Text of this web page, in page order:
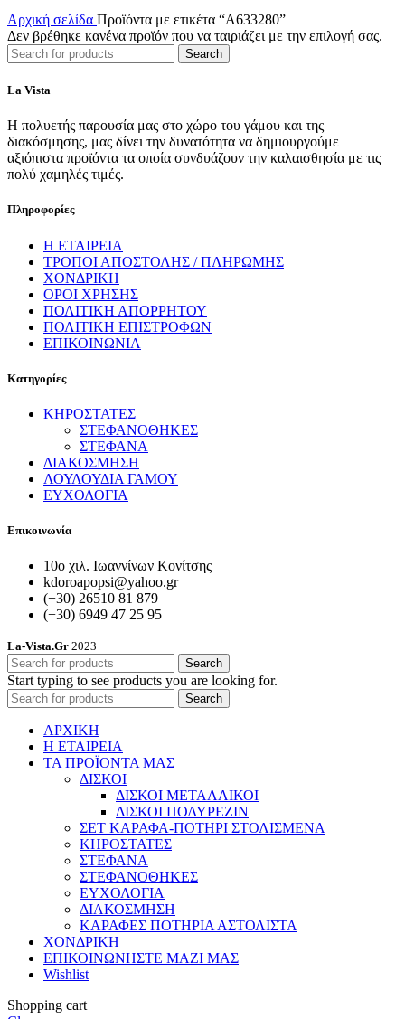
Αρχική σελίδα Προϊόντα με ετικέτα “A633280”
Δεν βρέθηκε κανένα προϊόν που να ταιριάζει με την επιλογή σας.
Search
La Vista
Η πολυετής παρουσία μας στο χώρο του γάμου και της
διακόσμησης, μας δίνει την δυνατότητα να δημιουργούμε
αξιόπιστα προϊόντα τα οποία συνδυάζουν την καλαισθησία με τις
πολύ χαμηλές τιμές.
Πληροφορίες
Η ΕΤΑΙΡΕΙΑ
ΤΡΟΠΟΙ ΑΠΟΣΤΟΛΗΣ / ΠΛΗΡΩΜΗΣ
ΧΟΝΔΡΙΚΗ
ΟΡΟΙ ΧΡΗΣΗΣ
ΠΟΛΙΤΙΚΗ ΑΠΟΡΡΗΤΟΥ
ΠΟΛΙΤΙΚΗ ΕΠΙΣΤΡΟΦΩΝ
ΕΠΙΚΟΙΝΩΝΙΑ
Κατηγορίες
ΚΗΡΟΣΤΑΤΕΣ
ΣΤΕΦΑΝΟΘΗΚΕΣ
ΣΤΕΦΑΝΑ
ΔΙΑΚΟΣΜΗΣΗ
ΛΟΥΛΟΥΔΙΑ ΓΑΜΟΥ
ΕΥΧΟΛΟΓΙΑ
Επικοινωνία
10ο χιλ. Ιωαννίνων Κονίτσης
kdoroapopsi@yahoo.gr
(+30) 26510 81 879
(+30) 6949 47 25 95
La-Vista.Gr 2023
Search
Start typing to see products you are looking for.
Search
ΑΡΧΙΚΗ
Η ΕΤΑΙΡΕΙΑ
ΤΑ ΠΡΟΪΟΝΤΑ ΜΑΣ
ΔΙΣΚΟΙ
ΔΙΣΚΟΙ ΜΕΤΑΛΛΙΚΟΙ
ΔΙΣΚΟΙ ΠΟΛΥΡΕΖΙΝ
ΣΕΤ ΚΑΡΑΦΑ-ΠΟΤΗΡΙ ΣΤΟΛΙΣΜΕΝΑ
ΚΗΡΟΣΤΑΤΕΣ
ΣΤΕΦΑΝΑ
ΣΤΕΦΑΝΟΘΗΚΕΣ
ΕΥΧΟΛΟΓΙΑ
ΔΙΑΚΟΣΜΗΣΗ
ΚΑΡΑΦΕΣ ΠΟΤΗΡΙΑ ΑΣΤΟΛΙΣΤΑ
ΧΟΝΔΡΙΚΗ
ΕΠΙΚΟΙΝΩΝΗΣΤΕ ΜΑΖΙ ΜΑΣ
Wishlist
Shopping cart